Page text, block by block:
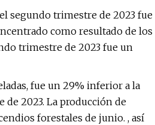
segundo trimestre de 2023 fue
como resultado de los
trimestre de 2023 fue un
fue un 29% inferior a la
2023. La producción de
forestales de junio. , así